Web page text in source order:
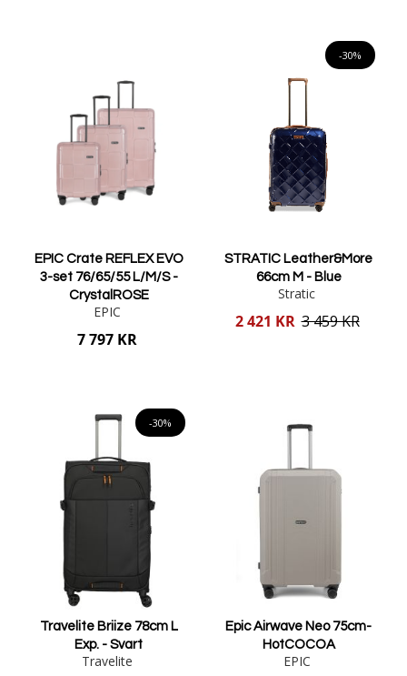
EPIC Crate REFLEX EVO
3-set 76/65/55 L/M/S -
CrystalROSE
EPIC
7 797 KR
-30%
STRATIC Leather&More
66cm M - Blue
Stratic
Reducerat
2 421 KR 3 459 KR
-30%
Travelite Briize 78cm L
Exp. - Svart
Travelite
Epic Airwave Neo 75cm-
HotCOCOA
EPIC